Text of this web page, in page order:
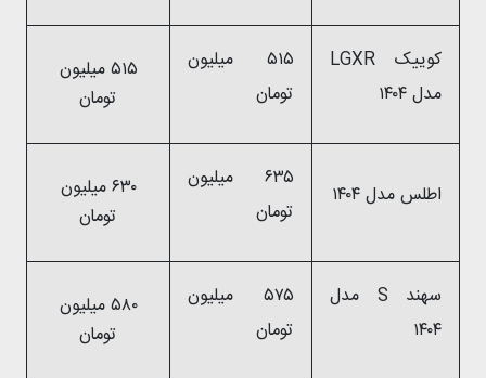
کوییک LGXR
مدل ۱۴۰۴
۵۱۵ میلیون
تومان
۵۱۵ میلیون
تومان
اطلس مدل ۱۴۰۴
۶۳۵ میلیون
تومان
۶۳۰ میلیون
تومان
سهند S مدل
۱۴۰۴
۵۷۵ میلیون
تومان
۵۸۰ میلیون
تومان